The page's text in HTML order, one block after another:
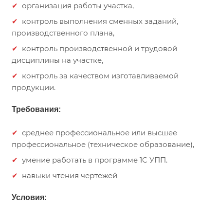
организация работы участка,
контроль выполнения сменных заданий,
производственного плана,
контроль производственной и трудовой
дисциплины на участке,
контроль за качеством изготавливаемой
продукции.
Требования:
среднее профессиональное или высшее
профессиональное (техническое образование),
умение работать в программе 1С УПП.
навыки чтения чертежей
Условия: